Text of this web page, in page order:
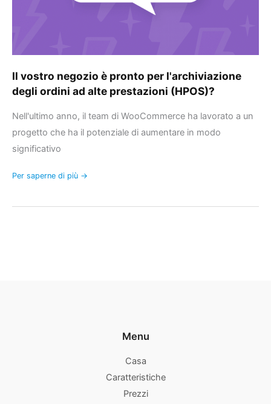
Il vostro negozio è pronto per l'archiviazione
degli ordini ad alte prestazioni (HPOS)?
Nell'ultimo anno, il team di WooCommerce ha lavorato a un
progetto che ha il potenziale di aumentare in modo
significativo
Per saperne di più →
Menu
Casa
Caratteristiche
Prezzi